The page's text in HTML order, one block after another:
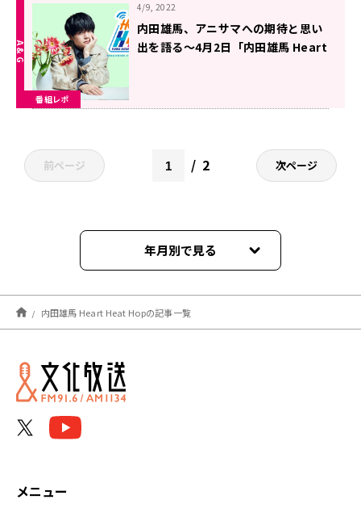
番組レポ
4/9, 2022
内田雄馬、アニサマへの期待と思い
出を語る～4月2日「内田雄馬 Heart
前ページ 2 次ページ
年月別で見る
2025年07月
2023年11月
2023年10月
内田雄馬 Heart Heat Hopの記事一覧
メニュー